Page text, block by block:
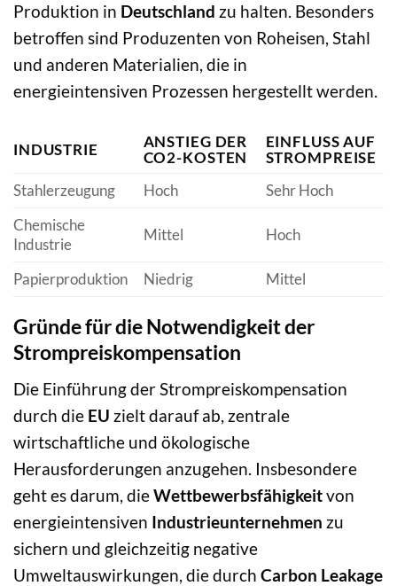
Produktion in Deutschland zu halten. Besonders
betroffen sind Produzenten von Roheisen, Stahl
und anderen Materialien, die in
energieintensiven Prozessen hergestellt werden.
INDUSTRIE
ANSTIEG DER
CO2-KOSTEN
EINFLUSS AUF
STROMPREISE
Stahlerzeugung
Hoch
Sehr Hoch
Chemische
Industrie
Mittel Hoch
Papierproduktion Niedrig Mittel
Gründe für die Notwendigkeit der
Strompreiskompensation
Die Einführung der Strompreiskompensation
durch die EU zielt darauf ab, zentrale
wirtschaftliche und ökologische
Herausforderungen anzugehen. Insbesondere
geht es darum, dieWettbewerbsfähigkeitvon
energieintensiven Industrieunternehmen zu
sichern und gleichzeitig negative
Umweltauswirkungen, die durch Carbon Leakage